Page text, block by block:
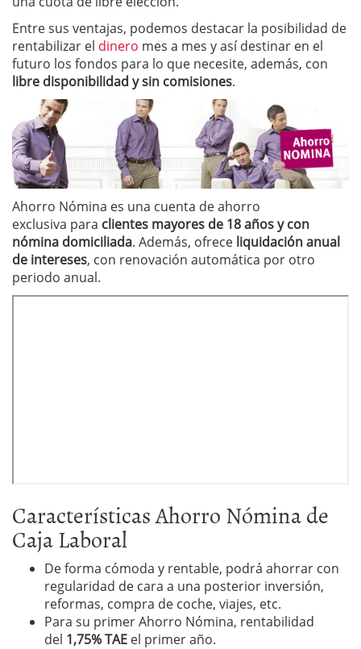
Entre sus ventajas, podemos destacar la posibilidad de
rentabilizar el dinero mes a mes y así destinar en el
futuro los fondos para lo que necesite, además, con
libre disponibilidad y sin comisiones.
Ahorro Nómina es una cuenta de ahorro
exclusiva para clientes mayores de 18 años y con
nómina domiciliada. Además, ofrece liquidación anual
de intereses, con renovación automática por otro
periodo anual.
Características Ahorro Nómina de
Caja Laboral
De forma cómoda y rentable, podrá ahorrar con
regularidad de cara a una posterior inversión,
reformas, compra de coche, viajes, etc.
Para su primer Ahorro Nómina, rentabilidad
del 1,75% TAE el primer año.